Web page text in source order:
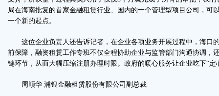
局在海南批复的首家金融租赁行业、国内的一个管理型项目公司，可
一个新的起点。
这位企业负责人还告诉记者，在企业各项业务开展过程中，海口
前保障，融资租赁工作专班不仅全程协助企业与监管部门沟通协调，
键环节，从而大幅压缩注册办理时限。政府的暖心服务让企业吃下“
周顺华 浦银金融租赁股份有限公司副总裁